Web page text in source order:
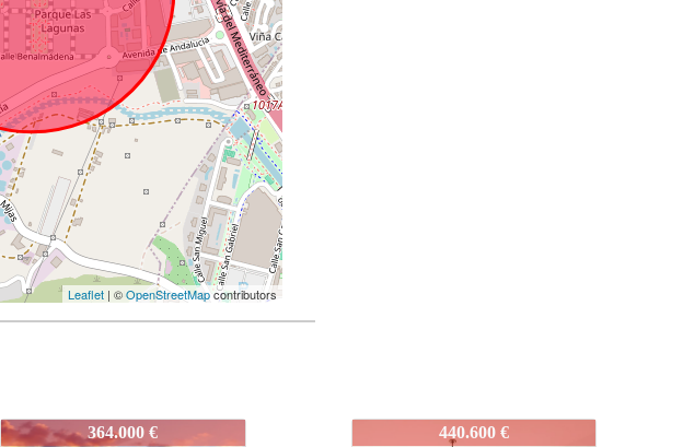
Leaflet | ©OpenStreetMapcontributors
IDEPJLMA440.600 € IDEPJLMA364.000 €